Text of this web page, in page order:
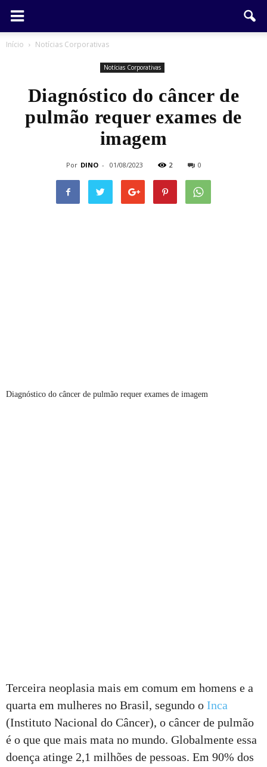
Início Notícias Corporativas
Notícias Corporativas
Diagnóstico do câncer de
pulmão requer exames de
imagem
Por DINO - 01/08/2023 2 0
Diagnóstico do câncer de pulmão requer exames de imagem
Terceira neoplasia mais em comum em homens e a
quarta em mulheres no Brasil, segundo o Inca
(Instituto Nacional do Câncer), o câncer de pulmão
é o que que mais mata no mundo. Globalmente essa
doença atinge 2,1 milhões de pessoas. Em 90% dos